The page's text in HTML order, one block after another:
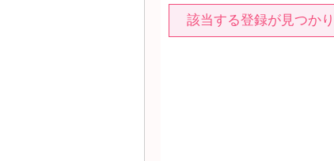
該当する登録が見つか